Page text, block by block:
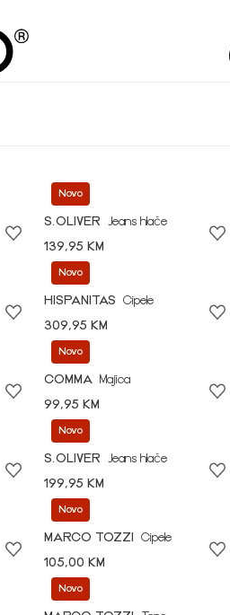
Novo
S.OLIVER
Jeans hlače
139,95 KM
Novo
HISPANITAS
Cipele
309,95 KM
Novo
COMMA
Majica
99,95 KM
Novo
S.OLIVER
Jeans hlače
199,95 KM
Novo
MARCO TOZZI
Cipele
105,00 KM
Novo